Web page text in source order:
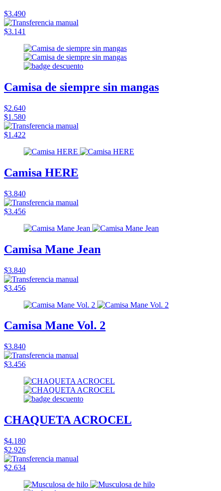
$3.490
$3.141
Camisa de siempre sin mangas
$2.640
$1.580
$1.422
Camisa HERE
$3.840
$3.456
Camisa Mane Jean
$3.840
$3.456
Camisa Mane Vol. 2
$3.840
$3.456
CHAQUETA ACROCEL
$4.180
$2.926
$2.634